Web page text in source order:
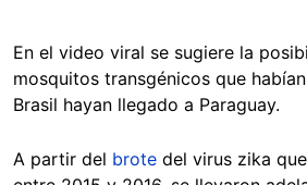
En el video viral se sugiere la
mosquitos transgénicos que
Brasil hayan llegado a Paraguay.
A partir del brote del virus zika